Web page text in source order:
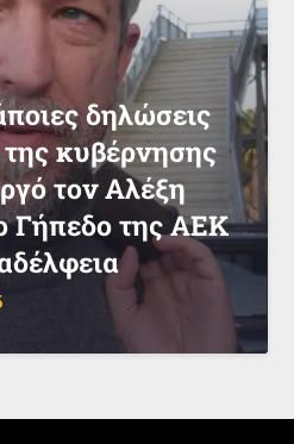
δηλώσεις
κυβέρνησης
τον Αλέξη
Γήπεδο της ΑΕΚ